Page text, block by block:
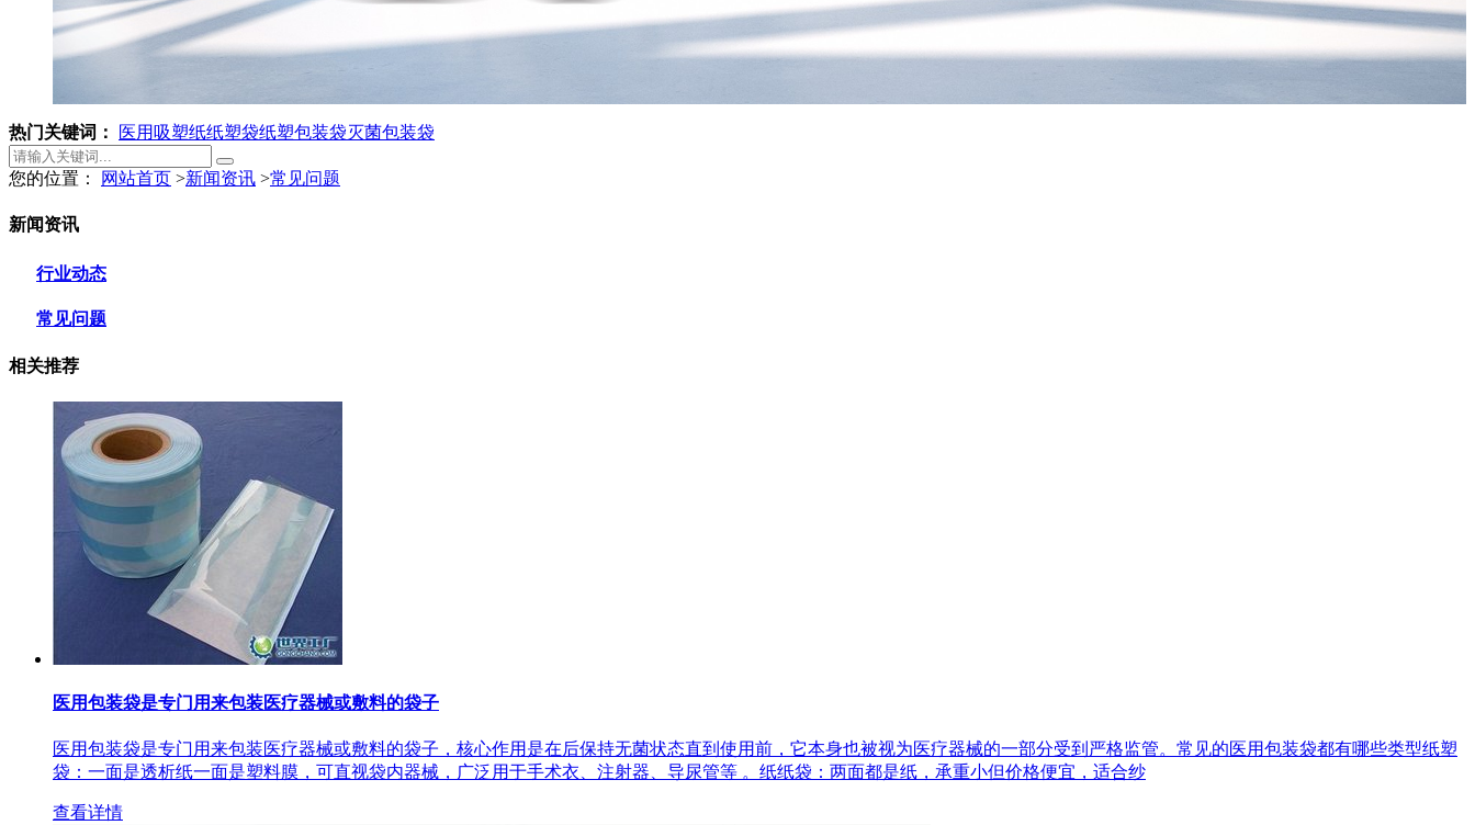
热门关键词： 医用吸塑纸纸塑袋纸塑包装袋灭菌包装袋
您的位置： 网站首页 >新闻资讯 >常见问题
新闻资讯
行业动态
常见问题
相关推荐
医用包装袋‌是专门用来包装医疗器械或敷料的袋子
医用包装袋‌是专门用来包装医疗器械或敷料的袋子，核心作用是在后‌保持无菌状态‌直到使用前，它本身也被视为医疗器械的一部分受到严格监管。常见的医用包装袋都有哪些类型‌纸塑
袋‌：一面是透析纸一面是塑料膜，可直视袋内器械，广泛用于手术衣、注射器、导尿管等 。‌纸纸袋‌：两面都是纸，承重小但价格便宜，适合纱
查看详情